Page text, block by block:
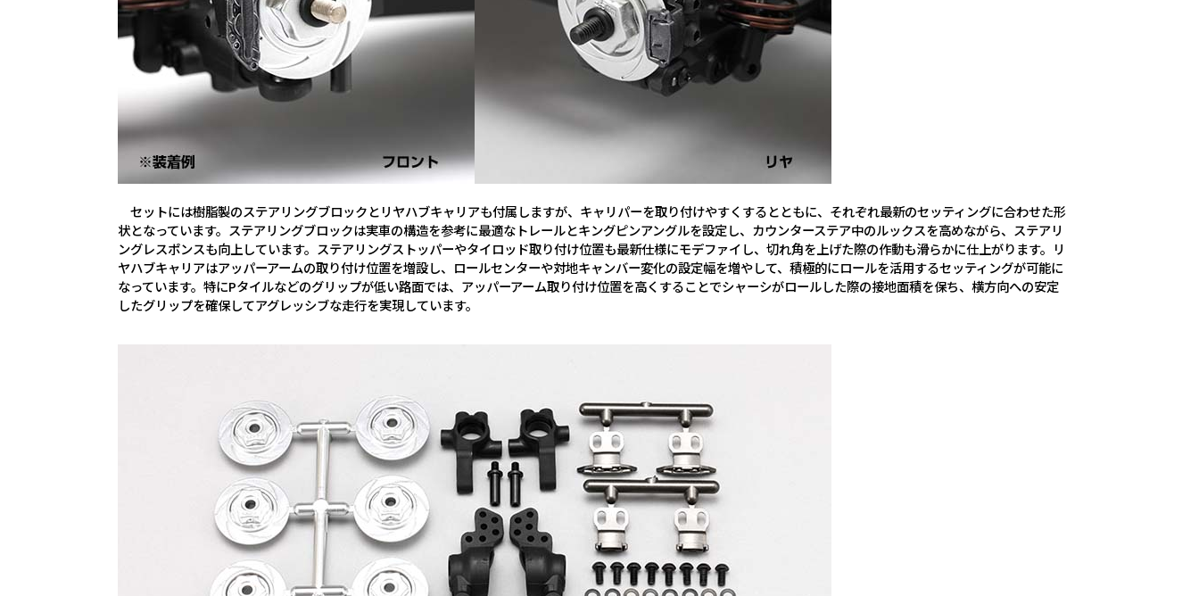
セットには樹脂製のステアリングブロックとリヤハブキャリアも付属しますが、キャリパーを取り付けやすくするとともに、それぞれ最新のセッティングに合わせた形
状となっています。ステアリングブロックは実車の構造を参考に最適なトレールとキングピンアングルを設定し、カウンターステア中のルックスを高めながら、ステアリ
ングレスポンスも向上しています。ステアリングストッパーやタイロッド取り付け位置も最新仕様にモデファイし、切れ角を上げた際の作動も滑らかに仕上がります。リ
ヤハブキャリアはアッパーアームの取り付け位置を増設し、ロールセンターや対地キャンバー変化の設定幅を増やして、積極的にロールを活用するセッティングが可能に
なっています。特にPタイルなどのグリップが低い路面では、アッパーアーム取り付け位置を高くすることでシャーシがロールした際の接地面積を保ち、横方向への安定
したグリップを確保してアグレッシブな走行を実現しています。